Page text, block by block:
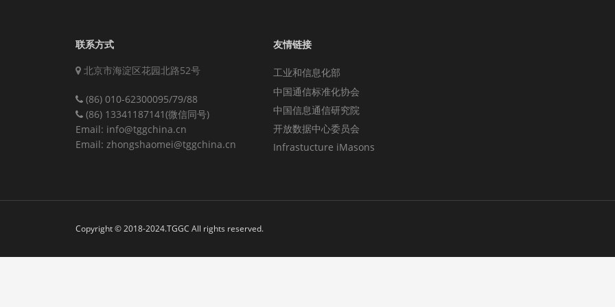
联系方式
北京市海淀区花园北路52号
(86) 010-62300095/79/88
(86) 13341187141(微信同号)
Email: info@tggchina.cn
Email: zhongshaomei@tggchina.cn
友情链接
工业和信息化部
中国通信标准化协会
中国信息通信研究院
开放数据中心委员会
Infrastucture iMasons
Copyright © 2018-2024.TGGC All rights reserved.